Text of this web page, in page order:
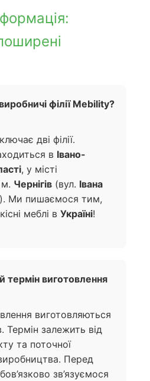
філії Mebility?
дві філії.
в Івано-
, у місті
Чернігів (вул. Івана
Ми пишаємося тим,
меблі в Україні!
термін виготовлення
виготовляються
Термін залежить від
та поточної
Перед
зв’язуємося